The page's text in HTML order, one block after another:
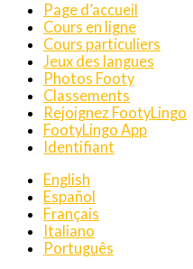
Page d’accueil
Cours en ligne
Cours particuliers
Jeux des langues
Photos Footy
Classements
Rejoignez FootyLingo
FootyLingo App
Identifiant
English
Español
Français
Italiano
Português